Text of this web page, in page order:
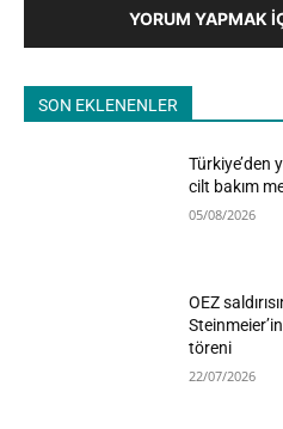
YORUM YAPMAK
SON EKLENENLER
Türkiye’den
cilt bakım
05/08/2026
OEZ
töreni
22/07/2026